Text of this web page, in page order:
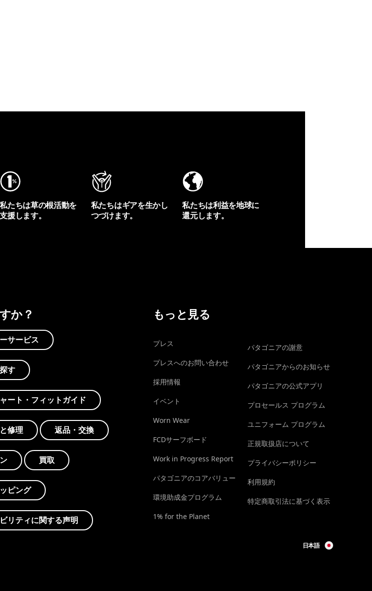
私たちは草の根活動を
支援します。
私たちはギアを生かし
つづけます。
私たちは利益を地球に
還元します。
か？
サービス
す
ート・フィットガイド
修理 返品・交換
買取
ピング
リティに関する声明
もっと見る
プレス
プレスへのお問い合わせ
採用情報
イベント
Worn Wear
FCDサーフボード
Work in Progress Report
パタゴニアのコアバリュー
環境助成金プログラム
1% for the Planet
パタゴニアの謝意
パタゴニアからのお知らせ
パタゴニアの公式アプリ
プロセールス プログラム
ユニフォーム プログラム
正規取扱店について
プライバシーポリシー
利用規約
特定商取引法に基づく表示
日本語